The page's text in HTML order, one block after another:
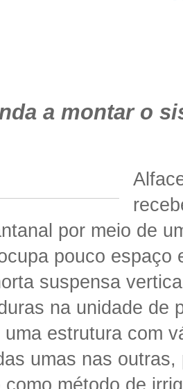
a montar o
por meio de
pouco espaço
suspensa
na unidade de
uma estrutura com
umas nas